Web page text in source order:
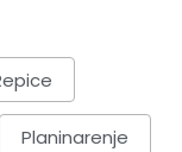
Planinarenje